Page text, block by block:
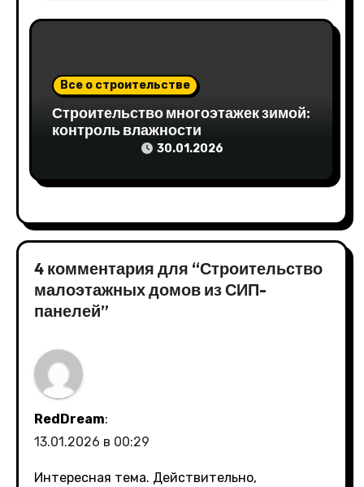
Все о строительстве
Строительство многоэтажек зимой:
контроль влажности
30.01.2026
4 комментария для “Строительство
малоэтажных домов из СИП-
панелей”
RedDream:
13.01.2026 в 00:29
Интересная тема. Действительно,